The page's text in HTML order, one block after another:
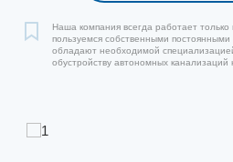
Наша компания всегда работает
пользуемся собственными
обладают необходимой
обустройству автономных канализаций